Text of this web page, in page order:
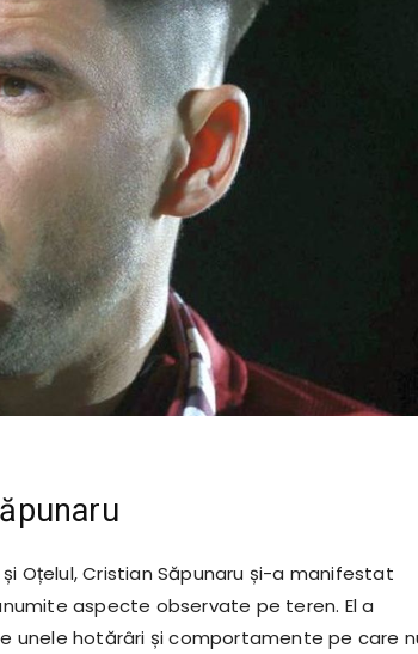
Oțelul, Cristian Săpunaru și-a manifestat
aspecte observate pe teren. El a
unele hotărâri și comportamente pe care